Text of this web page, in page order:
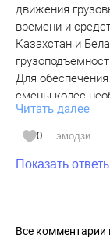
движения
времени и
Казахстан и
Для
смены колес
европейского
европейского
стандарта 1520
Читать далее
0 эмодзи
Показать
Все комментарии